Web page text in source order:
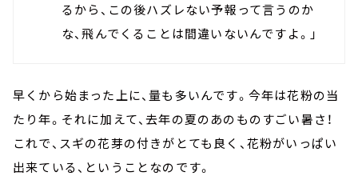
るから、この後ハズレない予報って言うのか
な、飛んでくることは間違いないんですよ。」
早くから始まった上に、量も多いんです。今年は花粉の当
たり年。それに加えて、去年の夏のあのものすごい暑さ！
これで、スギの花芽の付きがとても良く、花粉がいっぱい
出来ている、ということなのです。